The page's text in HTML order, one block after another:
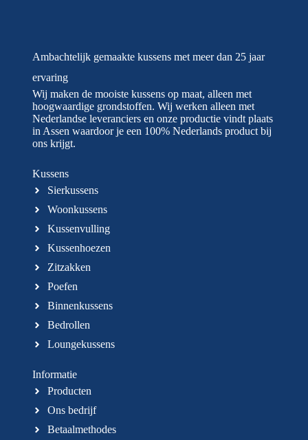
Ambachtelijk gemaakte kussens met meer dan 25 jaar
ervaring
Wij maken de mooiste kussens op maat, alleen met
hoogwaardige grondstoffen. Wij werken alleen met
Nederlandse leveranciers en onze productie vindt plaats
in Assen waardoor je een 100% Nederlands product bij
ons krijgt.
Kussens
Sierkussens
Woonkussens
Kussenvulling
Kussenhoezen
Zitzakken
Poefen
Binnenkussens
Bedrollen
Loungekussens
Informatie
Producten
Ons bedrijf
Betaalmethodes